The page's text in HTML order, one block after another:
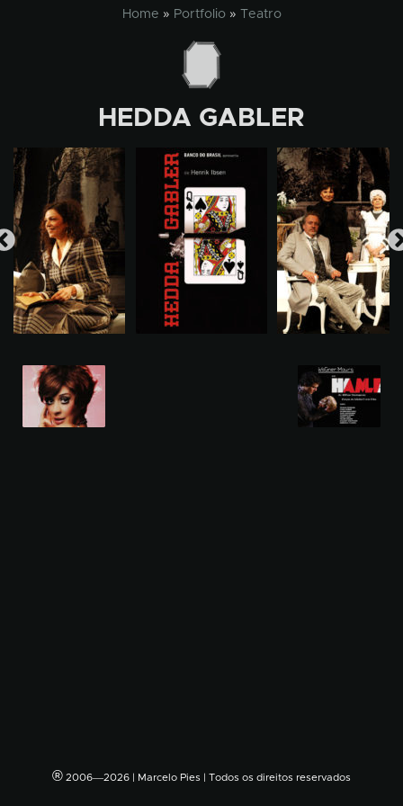
Home » Portfolio» Teatro
HEDDA GABLER
® 2006―2026 | Marcelo Pies | Todos os direitos reservados